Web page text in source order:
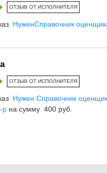
ОТЗЫВ ОТ ИСПОЛНИТЕЛЯ
НуженСправочник
ОТЗЫВ ОТ ИСПОЛНИТЕЛЯ
Нужен Справочник
р на сумму 400 руб.